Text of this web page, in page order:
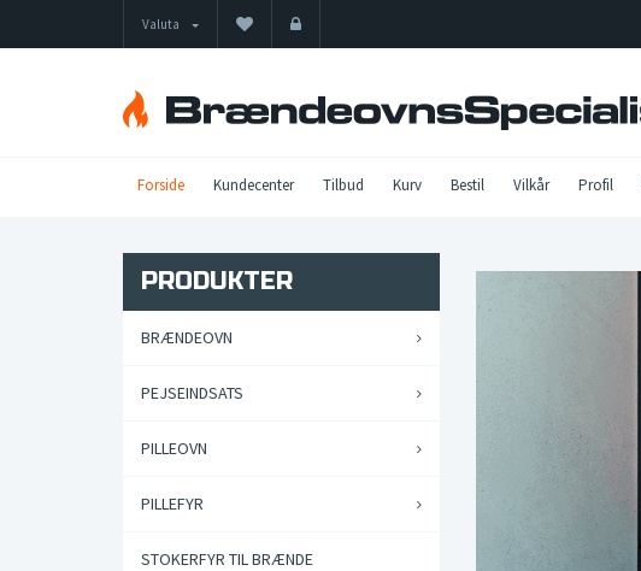
Valuta
Forside Kundecenter Tilbud Kurv Bestil Vilkår Profil
PRODUKTER
BRÆNDEOVN
PEJSEINDSATS
PILLEOVN
PILLEFYR
STOKERFYR TIL BRÆNDE